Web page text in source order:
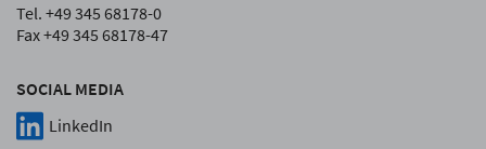
SOCIAL MEDIA
LinkedIn
Tel. +49 345 68178-0
Fax +49 345 68178-47